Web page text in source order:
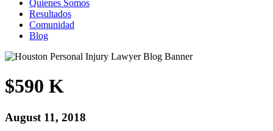
Quienes Somos
Resultados
Comunidad
Blog
$590 K
August 11, 2018